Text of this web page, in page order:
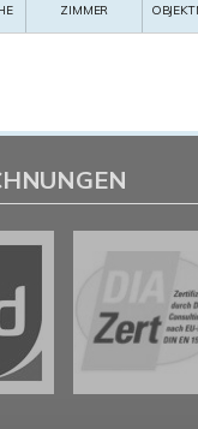
ZIMMER